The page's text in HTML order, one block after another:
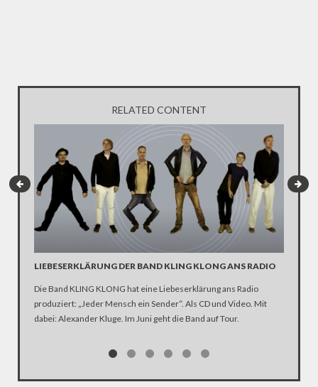
RELATED CONTENT
LIEBESERKLÄRUNG DER BAND KLING KLONG ANS RADIO
Die Band KLING KLONG hat eine Liebeserklärung ans Radio
produziert: „Jeder Mensch ein Sender“. Als CD und Video. Mit
dabei: Alexander Kluge. Im Juni geht die Band auf Tour.